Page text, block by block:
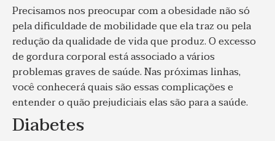
Precisamos nos preocupar com a obesidade não só
pela dificuldade de mobilidade que ela traz ou pela
redução da qualidade de vida que produz. O excesso
de gordura corporal está associado a vários
problemas graves de saúde.Nas próximas linhas,
você conhecerá quais são essas complicações e
entender o quão prejudiciais elas são para a saúde.
Diabetes